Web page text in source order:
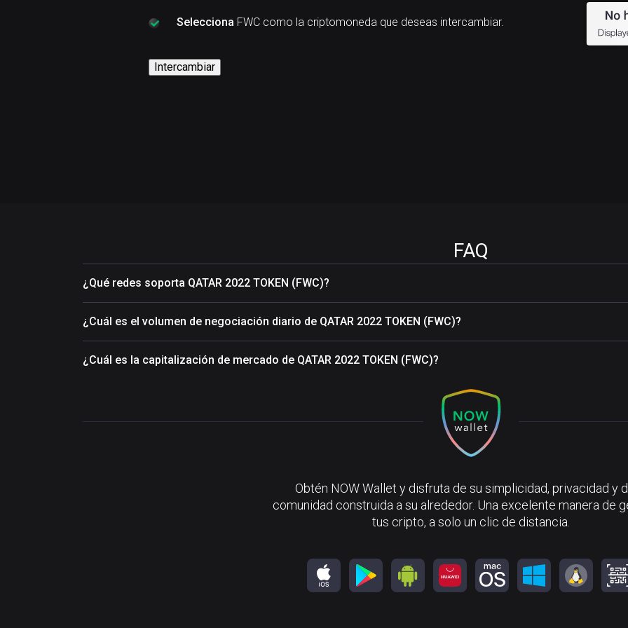
Selecciona FWC como la criptomoneda que deseas intercambiar.
Intercambiar
FAQ
¿Qué redes soporta QATAR 2022 TOKEN (FWC)?
¿Cuál es el volumen de negociación diario de QATAR 2022 TOKEN (FWC)?
¿Cuál es la capitalización de mercado de QATAR 2022 TOKEN (FWC)?
Obtén NOW Wallet y disfruta de su simplicidad, privacidad y
comunidad construida a su alrededor. Una excelente manera de
tus cripto, a solo un clic de distancia.